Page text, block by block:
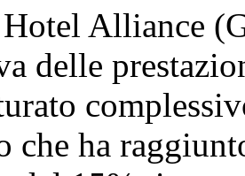
Alliance
delle
che ha